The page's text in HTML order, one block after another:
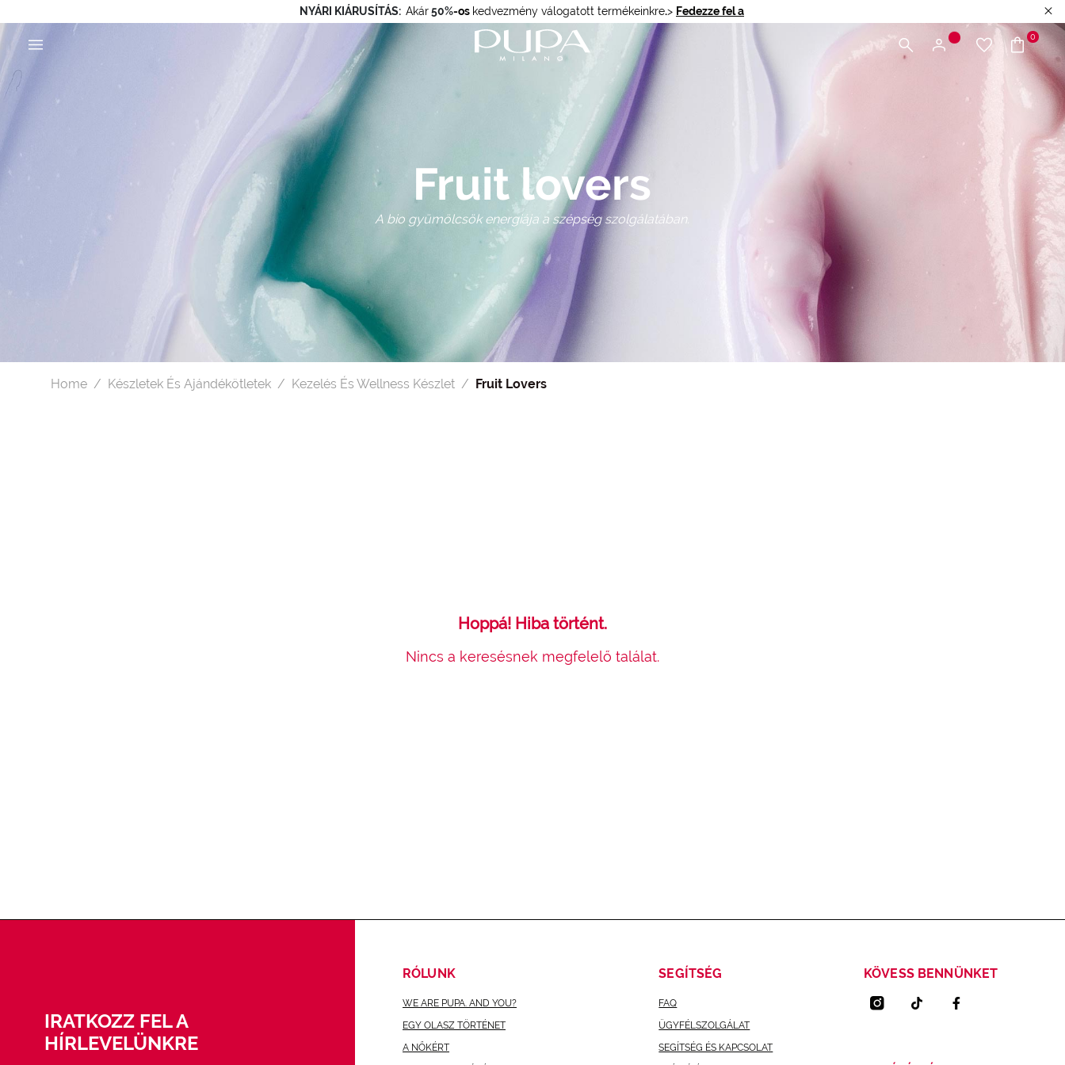
NYÁRI KIÁRUSÍTÁS: Akár50%-os kedvezmény válogatott termékeinkre.> Fedezze fel a
0
Fruit lovers
A bio gyümölcsök energiája a szépség szolgálatában.
Home Készletek És Ajándékötletek Kezelés És Wellness Készlet Fruit Lovers
Hoppá! Hiba történt.
Nincs a keresésnek megfelelő találat.
IRATKOZZ FEL A
HÍRLEVELÜNKRE
RÓLUNK
WE ARE PUPA. AND YOU?
EGY OLASZ TÖRTÉNET
A NŐKÉRT
SEGÍTSÉG
FAQ
ÜGYFÉLSZOLGÁLAT
SEGÍTSÉG ÉS KAPCSOLAT
KÖVESS BENNÜNKET